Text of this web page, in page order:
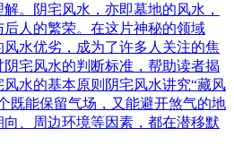
。阴宅风水，亦即墓地的风水，
人的繁荣。在这片神秘的领域
水优劣，成为了许多人关注的焦
宅风水的判断标准，帮助读者揭
水的基本原则阴宅风水讲究“藏风
既能保留气场，又能避开煞气的地
、周边环境等因素，都在潜移默